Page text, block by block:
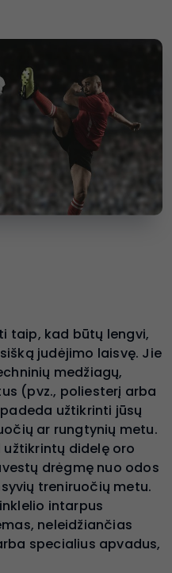
taip, kad būtų lengvi,
judėjimo laisvę. Jie
medžiagų,
(pvz., poliesterį arba
užtikrinti jūsų
ar rungtynių metu.
didelę oro
drėgmę nuo odos
treniruočių metu.
intarpus
neleidžiančias
specialius apvadus,